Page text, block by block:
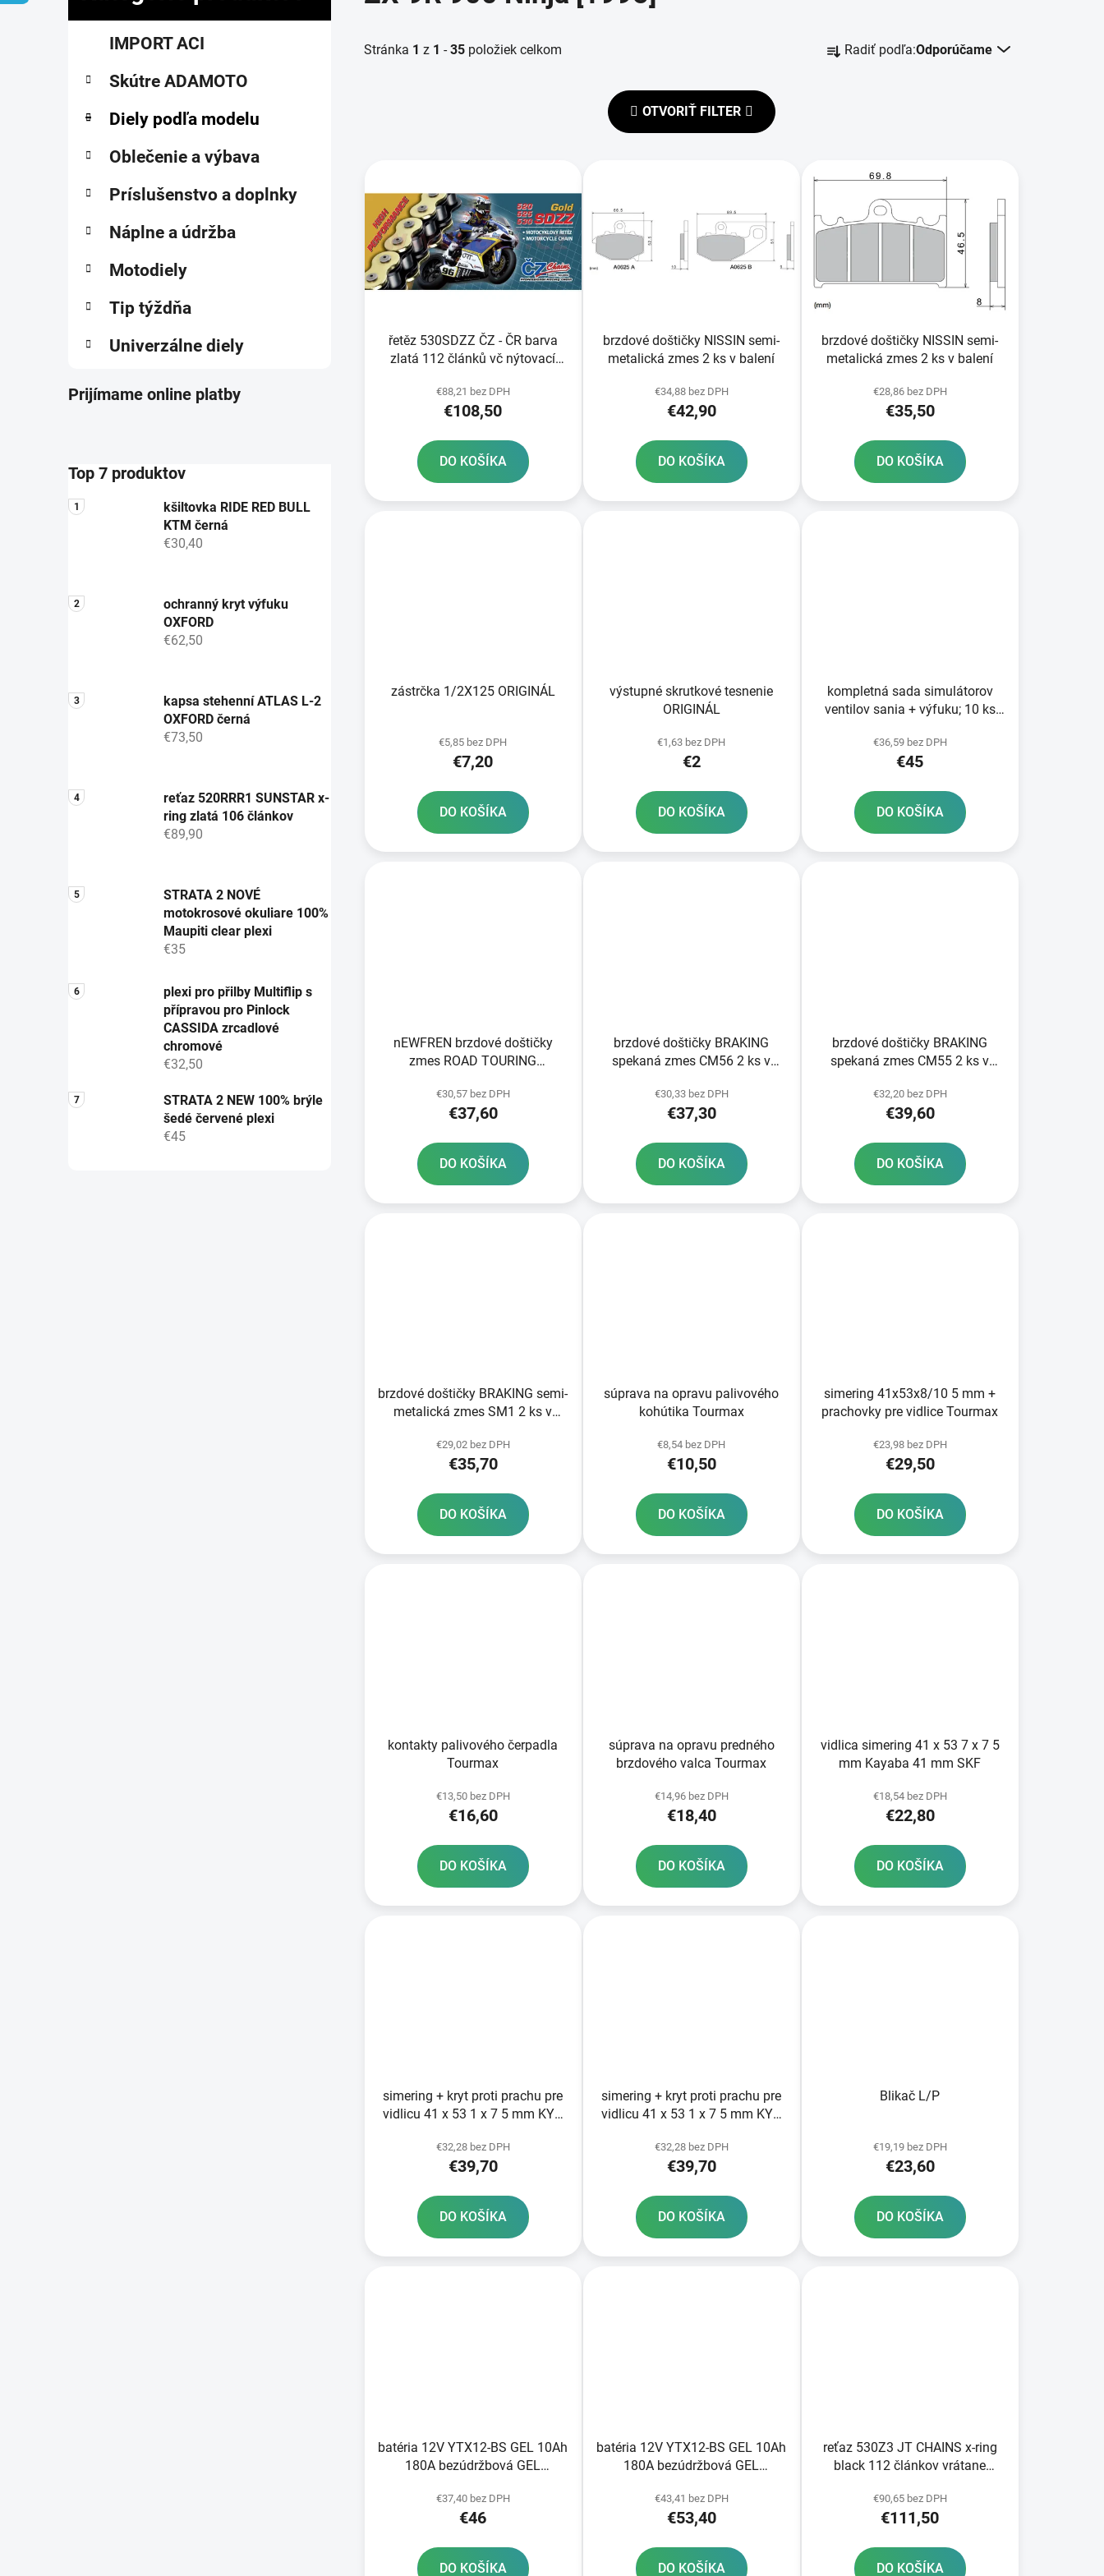
č
kategórieIMPORT ACI
Skútre ADAMOTO
Diely podľa modelu
Oblečenie a výbava
Príslušenstvo a doplnky
Náplne a údržba
Motodiely
Tip týždňa
Univerzálne diely
Prijímame online platby
Top 7 produktov
kšiltovka RIDE RED BULL
KTM černá
€30,40
ochranný kryt výfuku
OXFORD
€62,50
kapsa stehenní ATLAS L-2
OXFORD černá
€73,50
reťaz 520RRR1 SUNSTAR x-
ring zlatá 106 článkov
€89,90
STRATA 2 NOVÉ
motokrosové okuliare 100%
Maupiti clear plexi
€35
plexi pro přilby Multiflip s
přípravou pro Pinlock
CASSIDA zrcadlové
chromové
€32,50
STRATA 2 NEW 100% brýle
šedé červené plexi
€45
Stránka 1 z 1 -35 položiek celkom
a
p
o
t
o
v
Radiť podľa:Odporúčame
OTVORIŤ FILTER
s
p
r
řetěz 530SDZZ ČZ - ČR barva
zlatá 112 článků vč nýtovací
€88,21 bez DPH
€108,50
DO KOŠÍKA
brzdové doštičky NISSIN semi-
metalická zmes 2 ks v balení
€34,88 bez DPH
€42,90
DO KOŠÍKA
brzdové doštičky NISSIN semi-
metalická zmes 2 ks v balení
€28,86 bez DPH
€35,50
DO KOŠÍKA
zástrčka 1/2X125 ORIGINÁL
€5,85 bez DPH
€7,20
DO KOŠÍKA
výstupné skrutkové tesnenie
ORIGINÁL
€1,63 bez DPH
€2
DO KOŠÍKA
kompletná sada simulátorov
ventilov sania + výfuku; 10 ks
€36,59 bez DPH
€45
DO KOŠÍKA
nEWFREN brzdové doštičky
zmes ROAD TOURING
€30,57 bez DPH
€37,60
DO KOŠÍKA
brzdové doštičky BRAKING
spekaná zmes CM56 2 ks v
€30,33 bez DPH
€37,30
DO KOŠÍKA
brzdové doštičky BRAKING
spekaná zmes CM55 2 ks v
€32,20 bez DPH
€39,60
DO KOŠÍKA
brzdové doštičky BRAKING semi-
metalická zmes SM1 2 ks v
€29,02 bez DPH
€35,70
DO KOŠÍKA
súprava na opravu palivového
kohútika Tourmax
€8,54 bez DPH
€10,50
DO KOŠÍKA
simering 41x53x8/10 5 mm +
prachovky pre vidlice Tourmax
€23,98 bez DPH
€29,50
DO KOŠÍKA
kontakty palivového čerpadla
Tourmax
€13,50 bez DPH
€16,60
DO KOŠÍKA
súprava na opravu predného
brzdového valca Tourmax
€14,96 bez DPH
€18,40
DO KOŠÍKA
vidlica simering 41 x 53 7 x 7 5
mm Kayaba 41 mm SKF
€18,54 bez DPH
€22,80
DO KOŠÍKA
simering + kryt proti prachu pre
vidlicu 41 x 53 1 x 7 5 mm KYB
€32,28 bez DPH
€39,70
DO KOŠÍKA
simering + kryt proti prachu pre
vidlicu 41 x 53 1 x 7 5 mm KYB
€32,28 bez DPH
€39,70
DO KOŠÍKA
Blikač L/P
€19,19 bez DPH
€23,60
DO KOŠÍKA
batéria 12V YTX12-BS GEL 10Ah
180A bezúdržbová GEL
TECH aktivovaná z výroby
€37,40 bez DPH
€46
DO KOŠÍKA
batéria 12V YTX12-BS GEL 10Ah
180A bezúdržbová GEL
FULBAT aktivovaná vo výrobe
€43,41 bez DPH
€53,40
DO KOŠÍKA
reťaz 530Z3 JT CHAINS x-ring
black 112 článkov vrátane
€90,65 bez DPH
€111,50
DO KOŠÍKA